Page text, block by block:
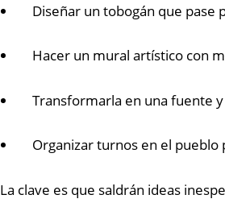
Diseñar un tobogán que pase
Hacer un mural artístico con
Transformarla en una fuente
Organizar turnos en el
La clave es que saldrán ideas